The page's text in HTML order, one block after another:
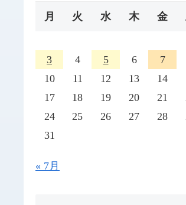
月 火 水 木 金
3
4 5 6 7
10
11 12 13 14
17
18 19 20 21
24
25 26 27 28
31
« 7月